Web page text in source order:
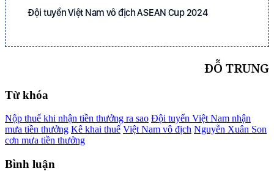
Đội tuyển Việt Nam vô địch ASEAN Cup 2024
ĐỖ TRUNG
Từ khóa
Nộp thuế khi nhận tiền thưởng ra sao Đội tuyển Việt Nam nhận
mưa tiền thưởng Kê khai thuế Việt Nam vô địch Nguyễn Xuân Son
cơn mưa tiền thưởng
Bình luận